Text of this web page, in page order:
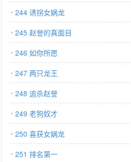
244 诱拐女娲龙
245 赵誉的真面目
246 如你所愿
247 两只龙王
248 追杀赵誉
249 老狗奴才
250 喜获女娲龙
251 排名第一